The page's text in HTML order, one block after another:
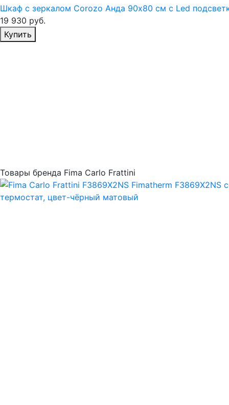
Шкаф с зеркалом Corozo Анда 90х80 см с Led
19 930 руб.
Купить
Товары бренда Fima Carlo Frattini